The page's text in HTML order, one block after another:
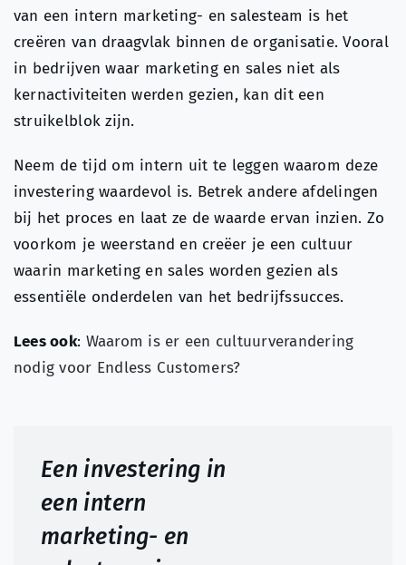
van een intern marketing- en salesteam is het
creëren van draagvlak binnen de organisatie. Vooral
in bedrijven waar marketing en sales niet als
kernactiviteiten werden gezien, kan dit een
struikelblok zijn.
Neem de tijd om intern uit te leggen waarom deze
investering waardevol is. Betrek andere afdelingen
bij het proces en laat ze de waarde ervan inzien. Zo
voorkom je weerstand en creëer je een cultuur
waarin marketing en sales worden gezien als
essentiële onderdelen van het bedrijfssucces.
Lees ook: Waarom is er een cultuurverandering
nodig voor Endless Customers?
Een investering in
een intern
marketing- en